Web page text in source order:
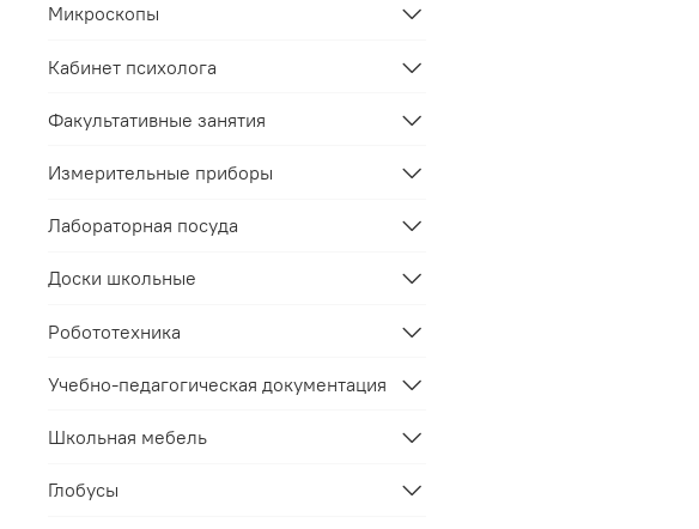
Микроскопы
Кабинет психолога
Факультативные занятия
Измерительные приборы
Лабораторная посуда
Доски школьные
Робототехника
Учебно-педагогическая документация
Школьная мебель
Глобусы